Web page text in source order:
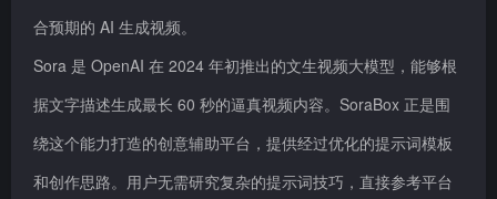
合预期的 AI 生成视频。
Sora 是 OpenAI 在 2024 年初推出的文生视频大模型，能够根
据文字描述生成最长 60 秒的逼真视频内容。SoraBox 正是围
绕这个能力打造的创意辅助平台，提供经过优化的提示词模板
和创作思路。用户无需研究复杂的提示词技巧，直接参考平台